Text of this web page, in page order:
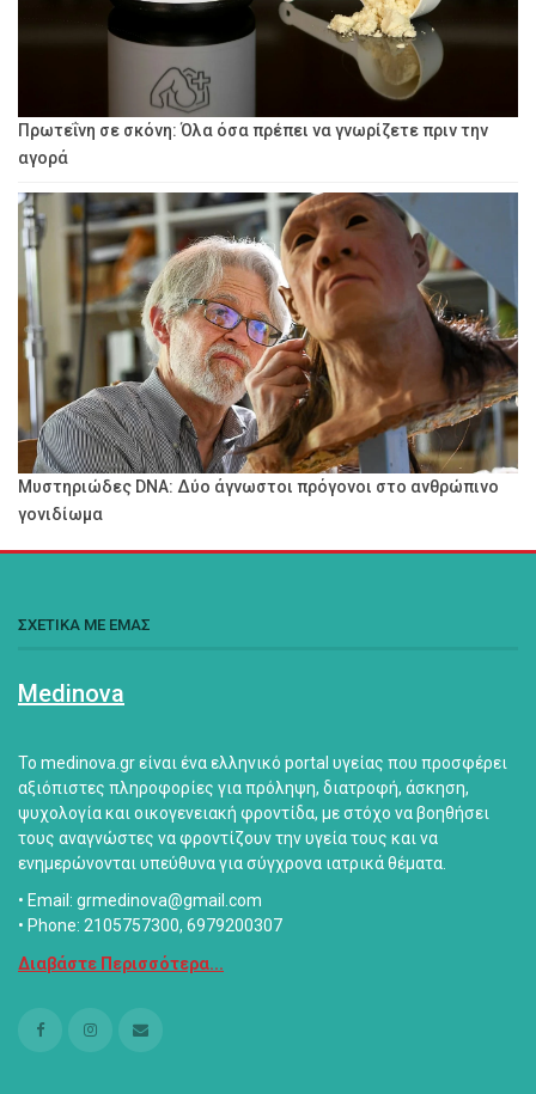
Πρωτεΐνη σε σκόνη: Όλα όσα πρέπει να γνωρίζετε πριν την
αγορά
Μυστηριώδες DNA: Δύο άγνωστοι πρόγονοι στο ανθρώπινο
γονιδίωμα
ΣΧΕΤΙΚΑ ΜΕ ΕΜΑΣ
Medinova
Το medinova.gr είναι ένα ελληνικό portal υγείας που προσφέρει
αξιόπιστες πληροφορίες για πρόληψη, διατροφή, άσκηση,
ψυχολογία και οικογενειακή φροντίδα, με στόχο να βοηθήσει
τους αναγνώστες να φροντίζουν την υγεία τους και να
ενημερώνονται υπεύθυνα για σύγχρονα ιατρικά θέματα.
• Email: grmedinova@gmail.com
• Phone: 2105757300, 6979200307
Διαβάστε Περισσότερα...